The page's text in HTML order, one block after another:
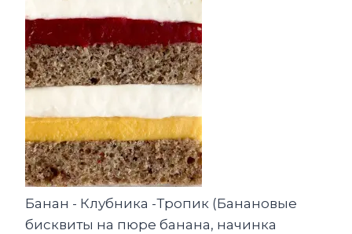
Банан - Клубника -Тропик (Банановые
бисквиты на пюре банана, начинка